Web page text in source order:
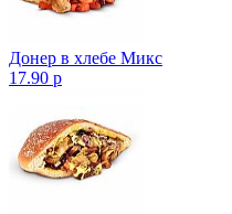
Донер в хлебе Микс
17.90 р